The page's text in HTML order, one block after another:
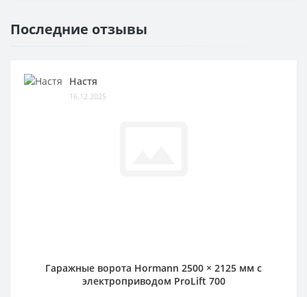
Последние отзывы
Настя
16.12.2025
Гаражные ворота Hormann 2500 × 2125 мм c
электроприводом ProLift 700